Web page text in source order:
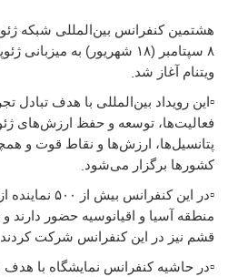
هشتمين کنفرانس بین‌المللی شبکه
۸ سپتامبر (۱۸ شهریور) به
ویتنام آغاز شد.
▫️این رویداد بین‌المللی با هدف تبادل
فعالیت‌ها، توسعه و حفظ ارزش‌های
پتانسیل‌ها، ارزش‌ها و نقاط قوت و
کشورها برگزار می‌شود.
▫️
در این کنفرانس
منطقه آسیا و اقیانوسیه حضور دارند و
قشم نیز در این کنفرانس شرکت کردند
▫️در حاشیه کنفرانس نمایشگاه با